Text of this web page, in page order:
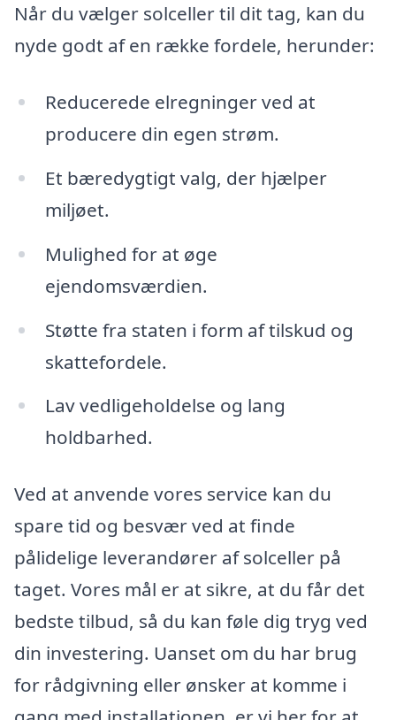
Når du vælger solceller til dit tag, kan du
nyde godt af en række fordele, herunder:
Reducerede elregninger ved at
producere din egen strøm.
Et bæredygtigt valg, der hjælper
miljøet.
Mulighed for at øge
ejendomsværdien.
Støtte fra staten i form af tilskud og
skattefordele.
Lav vedligeholdelse og lang
holdbarhed.
Ved at anvende vores service kan du
spare tid og besvær ved at finde
pålidelige leverandører af solceller på
taget. Vores mål er at sikre, at du får det
bedste tilbud, så du kan føle dig tryg ved
din investering. Uanset om du har brug
for rådgivning eller ønsker at komme i